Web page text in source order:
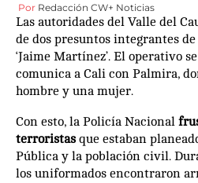
Por Redacción CW+ Noticias
Las autoridades del Valle del
de dos presuntos integrantes
‘Jaime Martínez’. El operativo
comunica a Cali con Palmira,
hombre y una mujer.
Con esto, la Policía Nacional
terroristasque estaban
Pública y la población civil.
los uniformados encontraron